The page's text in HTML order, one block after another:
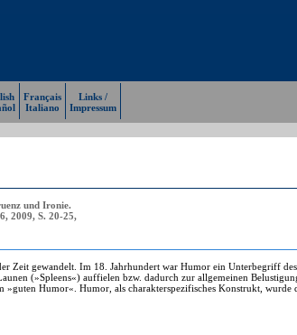
Français
Italiano
Links /
Impressum
und Ironie.
2009, S. 20-25,
Zeit gewandelt. Im 18. Jahrhundert war Humor ein Unterbegriff des
(»Spleens«) auffielen bzw. dadurch zur allgemeinen
»guten Humor«. Humor, als charakterspezifisches Konstrukt,